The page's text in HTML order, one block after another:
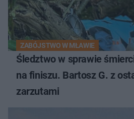
ZABÓJSTWO W MŁAWIE
Śledztwo w sprawie
na finiszu. Bartosz G. z
zarzutami